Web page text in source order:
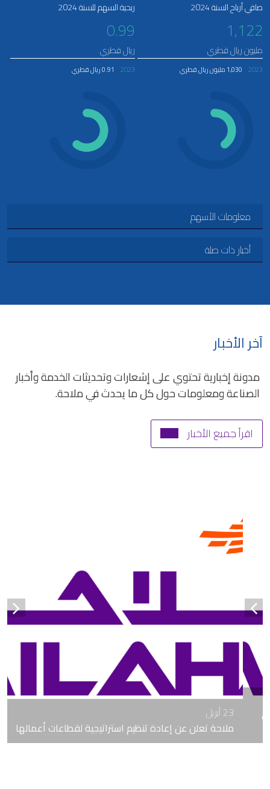
صافي أرباح السنة 2024
1,122
مليون ريال قطري
2023 1,030 مليون ريال قطري
ربحية السهم للسنة 2024
0.99
ريال قطري
2023 0.91 ريال قطري
معلومات الأسهم
أخبار ذات صلة
آخر الأخبار
مدونة إخبارية تحتوي على إشعارات وتحديثات الخدمة وأخبار
الصناعة ومعلومات حول كل ما يحدث في ملاحة.
اقرأ جميع الأخبار
ملاحة تعلن عن إعادة تنظيم استراتيجية لقطاعات أعمالها